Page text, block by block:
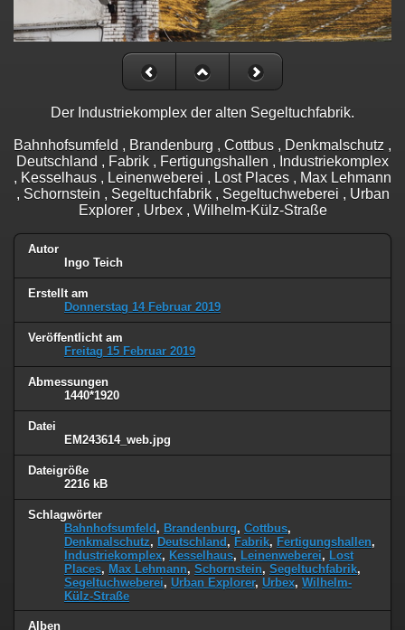
Der Industriekomplex der alten Segeltuchfabrik.
Bahnhofsumfeld , Brandenburg , Cottbus , Denkmalschutz ,
Deutschland , Fabrik , Fertigungshallen , Industriekomplex
, Kesselhaus , Leinenweberei , Lost Places , Max Lehmann
, Schornstein , Segeltuchfabrik , Segeltuchweberei , Urban
Explorer , Urbex , Wilhelm-Külz-Straße
Autor
Ingo Teich
Erstellt am
Donnerstag 14 Februar 2019
Veröffentlicht am
Freitag 15 Februar 2019
Abmessungen
1440*1920
Datei
EM243614_web.jpg
Dateigröße
2216 kB
Schlagwörter
Bahnhofsumfeld, Brandenburg, Cottbus,
Denkmalschutz, Deutschland, Fabrik, Fertigungshallen,
Industriekomplex, Kesselhaus, Leinenweberei, Lost
Places, Max Lehmann, Schornstein, Segeltuchfabrik,
Segeltuchweberei, Urban Explorer, Urbex, Wilhelm-
Külz-Straße
Alben